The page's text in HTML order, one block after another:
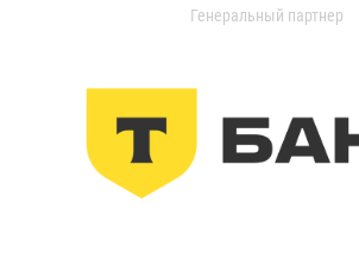
Генеральный партнер